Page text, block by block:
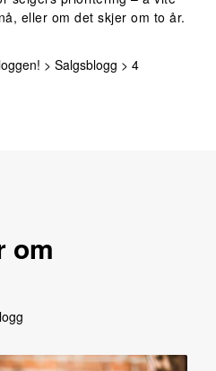
eller om det skjer om to år.
> Salgsblogg > 4
om